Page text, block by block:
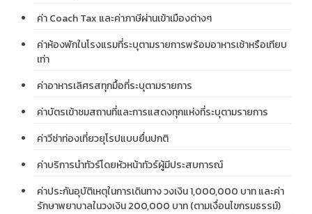
ค่า Coach Tax และค่าภาษีผ่านเข้าเมืองต่างๆ
ค่าห้องพักในโรงแรมที่ระบุตามรายการพร้อมอาหารเช้าหรือเทียบ
เท่า
ค่าอาหารเลิศรสทุกมื้อที่ระบุตามรายการ
ค่าบัตรเข้าชมสถานที่และการแสดงทุกแห่งที่ระบุตามรายการ
ค่าวีซ่าท่องเที่ยวยุโรปแบบยื่นปกติ
ค่าบริการนำทัวร์โดยหัวหน้าทัวร์ผู้มีประสบการณ์
ค่าประกันอุบัติเหตุในการเดินทาง วงเงิน 1,000,000 บาท และค่า
รักษาพยาบาลในวงเงิน 200,000 บาท (ตามเงื่อนไขกรมธรรม์)